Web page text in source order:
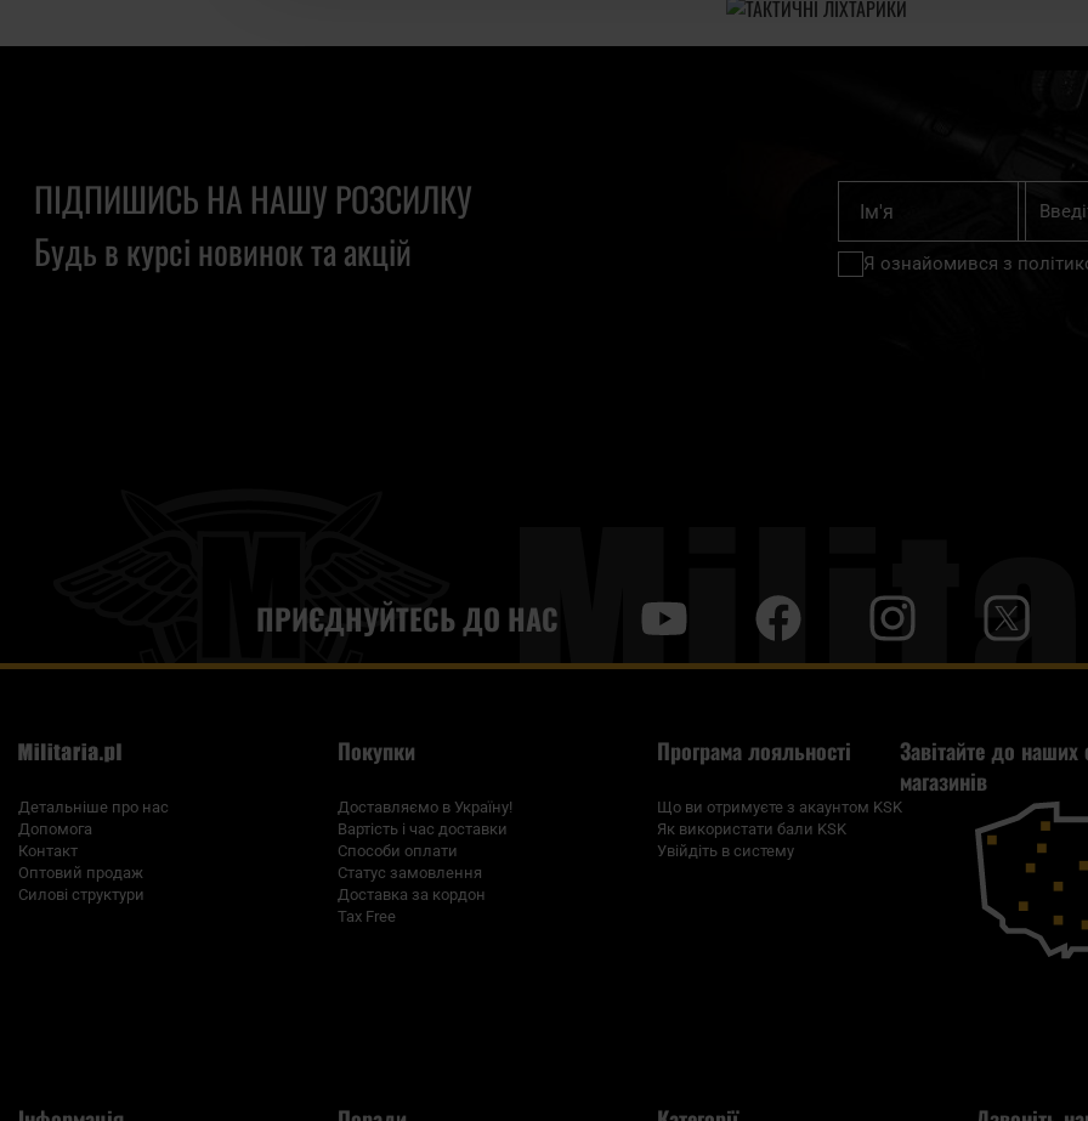
ПІДПИШИСЬ НА НАШУ РОЗСИЛКУ
Будь в курсі новинок та акцій
нашу
розсилку
Я ознайомився з
ПРИЄДНУЙТЕСЬ ДО НАС
Детальніше про нас
Допомога
Контакт
Оптовий продаж
Силові структури
Покупки
Доставляємо в Україну!
Вартість і час доставки
Способи оплати
Статус замовлення
Доставка за кордон
Tax Free
Програма лояльності
Що ви отримуєте з акаунтом KSK
Як використати бали KSK
Увійдіть в систему
Завітайте до наших
магазинів